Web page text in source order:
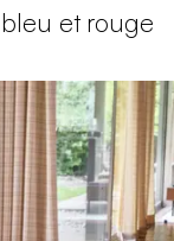
et rouge